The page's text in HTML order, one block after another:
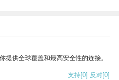
提供全球覆盖和最高安全性的连接。
支持[0] 反对[0]